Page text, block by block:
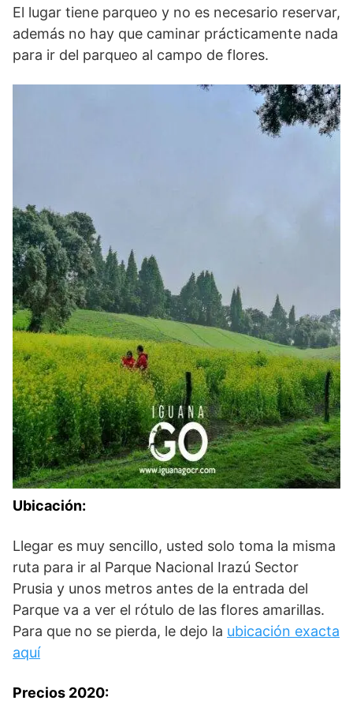
El lugar tiene parqueo y no es necesario reservar,
además no hay que caminar prácticamente nada
para ir del parqueo al campo de flores.
Ubicación:
Llegar es muy sencillo, usted solo toma la misma
ruta para ir al Parque Nacional Irazú Sector
Prusia y unos metros antes de la entrada del
Parque va a ver el rótulo de las flores amarillas.
Para que no se pierda, le dejo la ubicación exacta
aquí
Precios 2020: